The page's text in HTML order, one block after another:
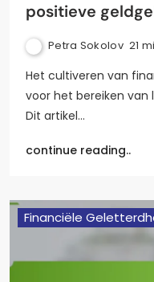
positieve
Petra Sokolov 21
Het cultiveren van
voor het bereiken van
Dit artikel…
continue reading..
Financiële